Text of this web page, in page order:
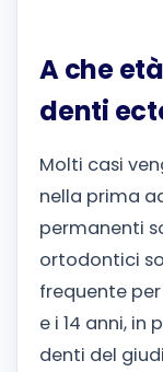
A che
denti
Molti casi
nella prima
permanenti
ortodontici
frequente
e i 14 anni, in
denti del